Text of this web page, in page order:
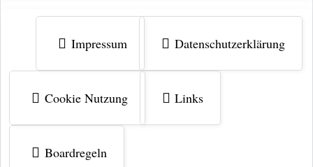
Impressum Datenschutzerklärung
Cookie Nutzung Links
Boardregeln